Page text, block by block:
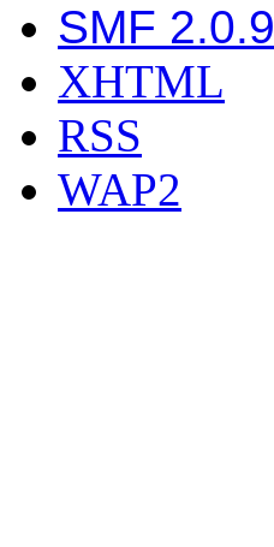
SMF 2.0.9
XHTML
RSS
WAP2